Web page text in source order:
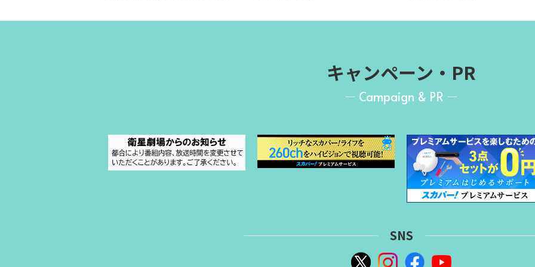
キャンペーン・PR
Campaign & PR
SNS